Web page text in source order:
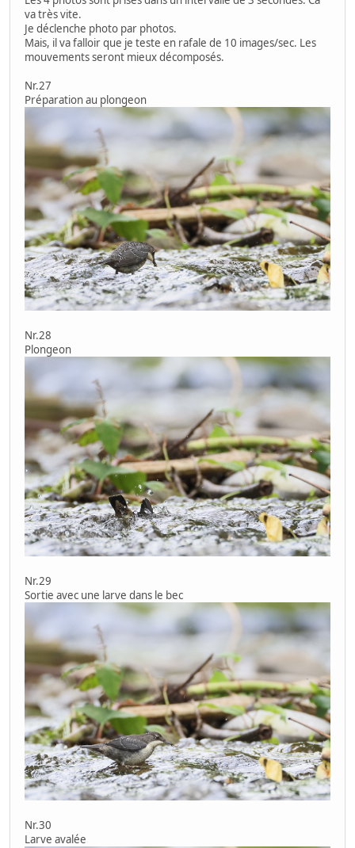
va très vite.
Je déclenche photo par photos.
Mais, il va falloir que je teste en rafale de 10 images/sec. Les
mouvements seront mieux décomposés.
Nr.27
Préparation au plongeon
Nr.28
Plongeon
Nr.29
Sortie avec une larve dans le bec
Nr.30
Larve avalée